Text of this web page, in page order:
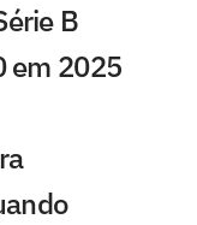
B
em 2025